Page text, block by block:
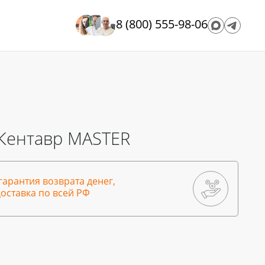
8 (800) 555-98-06
MASTER
возврата денег,
по всей РФ